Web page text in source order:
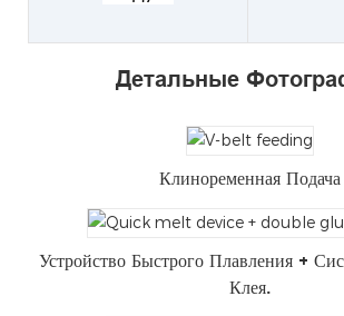
Детальные
Клиноременная Подача
Устройство Быстрого Плавления +
Клея.